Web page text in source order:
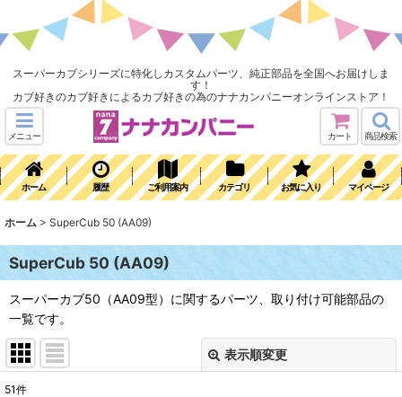
スーパーカブシリーズに特化しカスタムパーツ、純正部品を全国へお届けしま
す！
カブ好きのカブ好きによるカブ好きの為のナナカンパニーオンラインストア！
メニュー カート 商品検索
ホーム 履歴 ご利用案内 カテゴリ お気に入り マイページ
ホーム > SuperCub 50 (AA09)
SuperCub 50 (AA09)
スーパーカブ50（AA09型）に関するパーツ、取り付け可能部品の
一覧です。
表示順変更
51件